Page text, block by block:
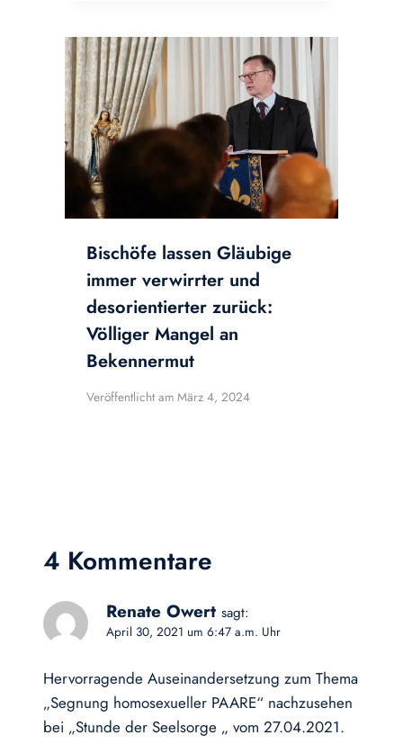
Bischöfe lassen Gläubige
immer verwirrter und
desorientierter zurück:
Völliger Mangel an
Bekennermut
Veröffentlicht am März 4, 2024
4 Kommentare
Renate Owert sagt:
April 30, 2021 um 6:47 a.m. Uhr
Hervorragende Auseinandersetzung zum Thema
„Segnung homosexueller PAARE“ nachzusehen
bei „Stunde der Seelsorge „ vom 27.04.2021.